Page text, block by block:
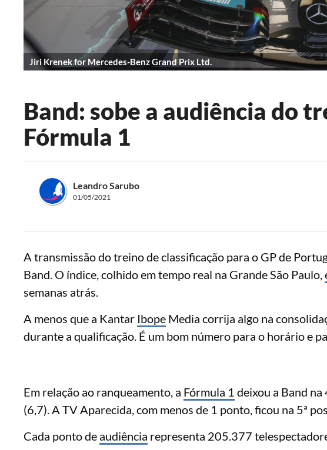
Jiri Krenek for Mercedes-Benz Grand Prix Ltd.
Band: sobe a audiência do
Fórmula 1
Leandro Sarubo
01/05/2021
A transmissão do treino de classificação para o GP de
Band. O índice, colhido em tempo real na Grande São Paulo,
semanas atrás.
A menos que a Kantar IbopeMedia corrija algo na
durante a qualificação. É um bom número para o horário e
Em relação ao ranqueamento, a Fórmula 1 deixou a Band na
(6,7). A TV Aparecida, com menos de 1 ponto, ficou na 5ª
Cada ponto de audiência representa 205.377